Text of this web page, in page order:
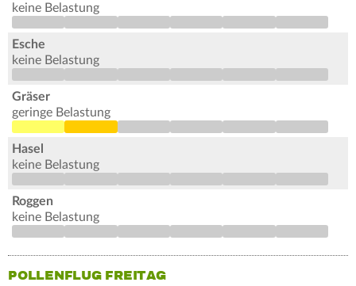
keine Belastung
Esche
keine Belastung
Gräser
geringe Belastung
Hasel
keine Belastung
Roggen
keine Belastung
POLLENFLUG FREITAG